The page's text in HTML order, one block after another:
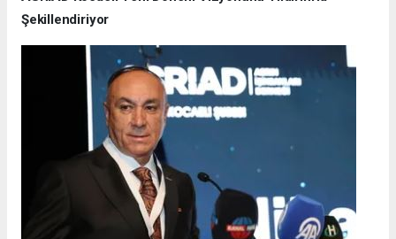
Şekillendiriyor